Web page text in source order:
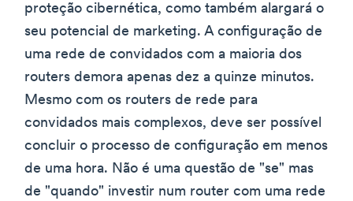
proteção cibernética, como também alargará o
seu potencial de marketing. A configuração de
uma rede de convidados com a maioria dos
routers demora apenas dez a quinze minutos.
Mesmo com os routers de rede para
convidados mais complexos, deve ser possível
concluir o processo de configuração em menos
de uma hora. Não é uma questão de "se" mas
de "quando" investir num router com uma rede